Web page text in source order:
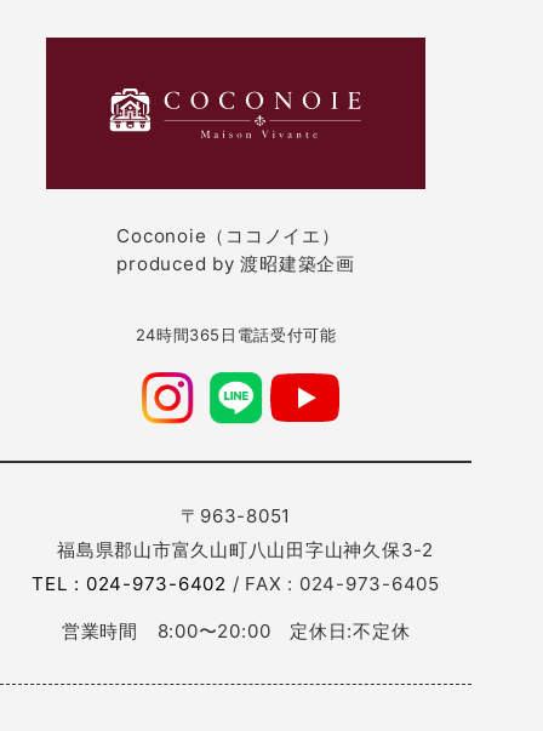
Coconoie（ココノイエ）
produced by 渡昭建築企画
24時間365日電話受付可能
〒963-8051
福島県郡山市富久山町八山田字山神久保3-2
TEL : 024-973-6402 / FAX : 024-973-6405
営業時間 8:00〜20:00 定休日:不定休